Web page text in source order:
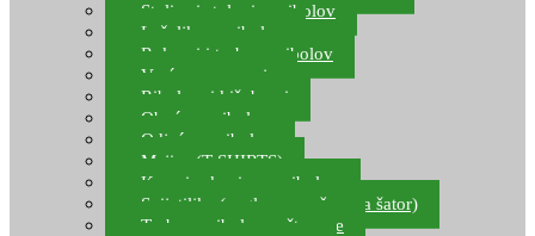
Stolice i stolovi za ribolov
Ležaljke za ribolov
Ruksaci i torbe za ribolov
Vreće za spavanje
Ribolovni kišobrani
Obuća za ribolov
Odjeća za ribolov
Majice (T-SHIRTS)
Kape i rukavice za ribolov
Svijetiljke (naglavne, ručne, za šator)
Torbe za ribolovne štapove